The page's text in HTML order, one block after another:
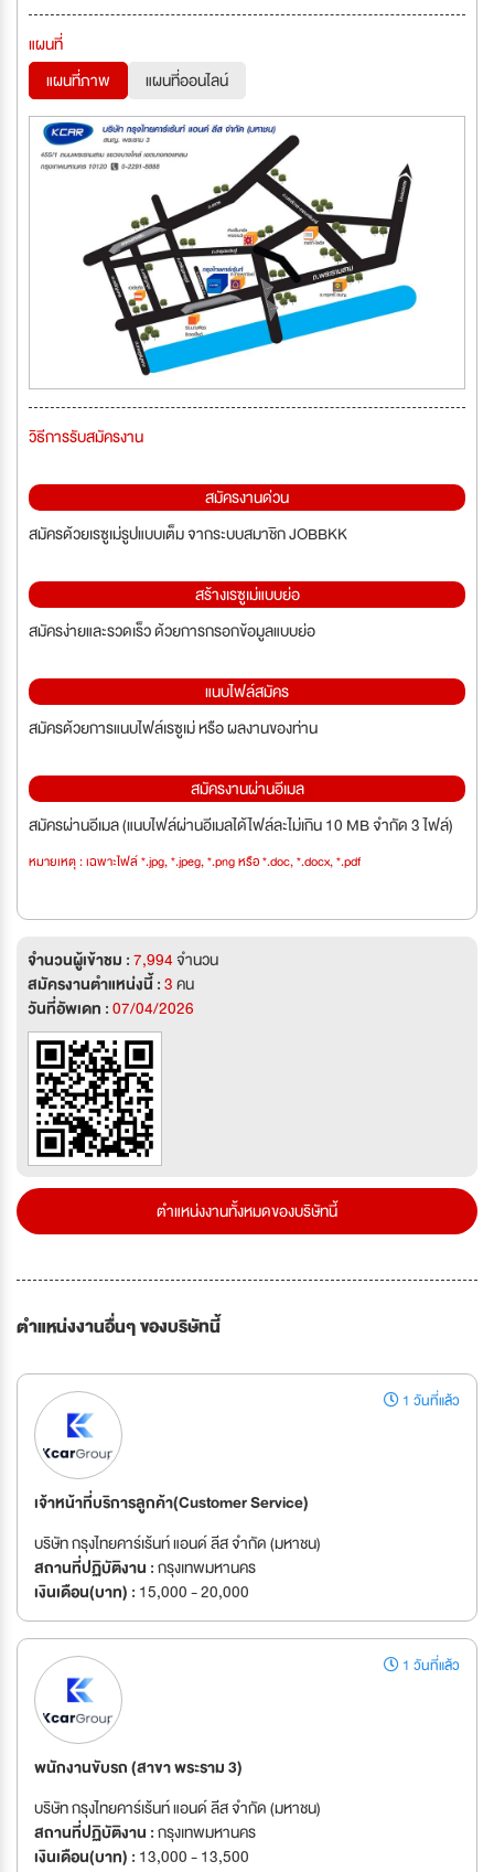
แผนที่
แผนที่ภาพ
แผนที่ออนไลน์
วิธีการรับสมัครงาน
สมัครงานด่วน
สมัครด้วยเรซูเม่รูปแบบเต็ม จากระบบสมาชิก JOBBKK
สร้างเรซูเม่แบบย่อ
สมัครง่ายและรวดเร็ว ด้วยการกรอกข้อมูลแบบย่อ
แนบไฟล์สมัคร
สมัครด้วยการแนบไฟล์เรซูเม่ หรือ ผลงานของท่าน
สมัครงานผ่านอีเมล
สมัครผ่านอีเมล (แนบไฟล์ผ่านอีเมลได้ไฟล์ละไม่เกิน 10 MB จำกัด 3 ไฟล์)
หมายเหตุ : เฉพาะไฟล์ *.jpg, *.jpeg, *.png หรือ *.doc, *.docx, *.pdf
จำนวนผู้เข้าชม :7,994จำนวน
สมัครงานตำแหน่งนี้ :3คน
วันที่อัพเดท :07/04/2026
ตำแหน่งงานทั้งหมดของบริษัทนี้
ตำแหน่งงานอื่นๆ ของบริษัทนี้
1 วันที่แล้ว
เจ้าหน้าที่บริการลูกค้า(Customer Service)
บริษัท กรุงไทยคาร์เร้นท์ แอนด์ ลีส จำกัด (มหาชน)
สถานที่ปฏิบัติงาน :กรุงเทพมหานคร
เงินเดือน(บาท) : 15,000 - 20,000
1 วันที่แล้ว
พนักงานขับรถ (สาขา พระราม 3)
บริษัท กรุงไทยคาร์เร้นท์ แอนด์ ลีส จำกัด (มหาชน)
สถานที่ปฏิบัติงาน :กรุงเทพมหานคร
เงินเดือน(บาท) : 13,000 - 13,500